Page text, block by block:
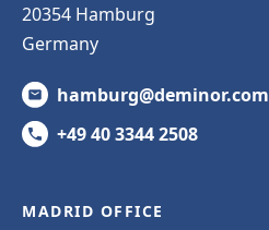
20354 Hamburg
Germany
hamburg@deminor.com
+49 40 3344 2508
MADRID OFFICE